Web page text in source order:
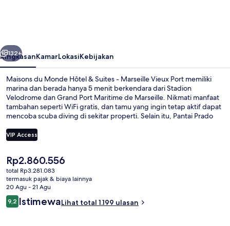
Suites
-
Marseille
Vieux
Port
Berikutnya
132+
RingkasanKamarLokasiKebijakan
Maisons du Monde Hôtel & Suites - Marseille Vieux Port memiliki
marina dan berada hanya 5 menit berkendara dari Stadion
Velodrome dan Grand Port Maritime de Marseille. Nikmati manfaat
tambahan seperti WiFi gratis, dan tamu yang ingin tetap aktif dapat
mencoba scuba diving di sekitar properti. Selain itu, Pantai Prado
singkat.Para traveler terkesan dengan staf dan sarapan. Properti ini
dapat ditempuh dengan berjalan kaki dari transportasi umum:
berjarak 8 menit.
VIP Access
Harga
saat
ini
Rp2.860.556
Rp2.860.556
total Rp3.281.083
termasuk pajak & biaya lainnya
20 Agu - 21 Agu
Ulasan
9,29,2 dari 10
IstimewaLihat total 1.199 ulasan